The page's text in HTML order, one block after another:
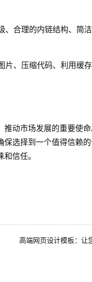
、合理的内链结构、简
、压缩代码、利用缓
动市场发展的重要使
选择到一个值得信赖
信任。
高端网页设计模板：让